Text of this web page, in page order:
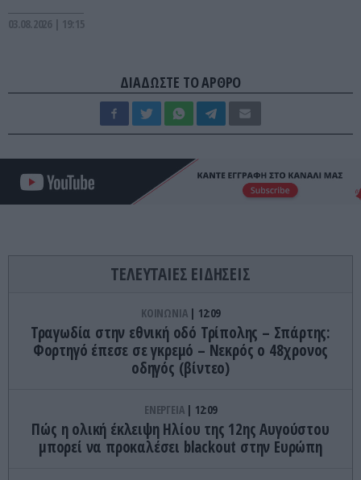
03.08.2026 | 19:15
ΔΙΑΔΩΣΤΕ ΤΟ ΑΡΘΡΟ
ΤΕΛΕΥΤΑΙΕΣ ΕΙΔΗΣΕΙΣ
ΚΟΙΝΩΝΙΑ 12:09
Τραγωδία στην εθνική οδό Τρίπολης – Σπάρτης:
Φορτηγό έπεσε σε γκρεμό – Νεκρός ο 48χρονος
οδηγός (βίντεο)
ΕΝΕΡΓΕΙΑ 12:09
Πώς η ολική έκλειψη Ηλίου της 12ης Αυγούστου
μπορεί να προκαλέσει blackout στην Ευρώπη